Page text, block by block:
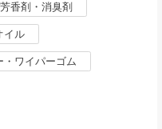
芳香剤・消臭剤
イル
・ワイパーゴム